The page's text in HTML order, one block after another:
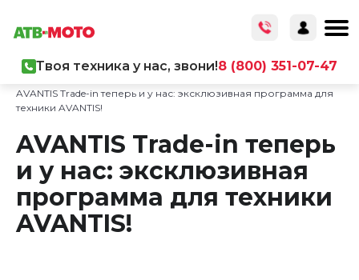
Твоя техника у нас, звони!8 (800) 351-07-47
AVANTIS Trade-in теперь и у нас: эксклюзивная программа для
техники AVANTIS!
AVANTIS Trade-in теперь
и у нас: эксклюзивная
программа для техники
AVANTIS!